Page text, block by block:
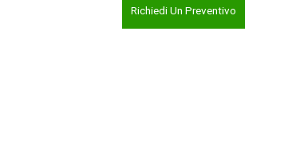
Richiedi Un Preventivo